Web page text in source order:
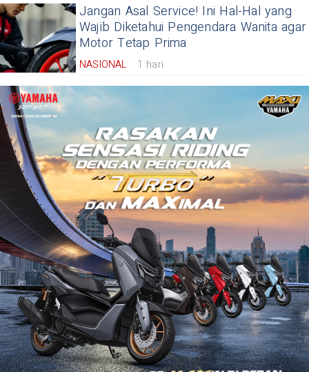
Jangan Asal Service! Ini Hal-Hal yang
Wajib Diketahui Pengendara Wanita agar
Motor Tetap Prima
NASIONAL 1 hari